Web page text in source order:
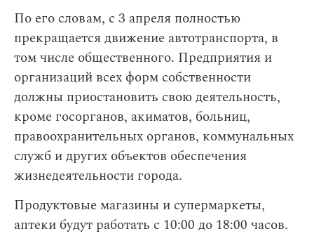
По его словам, с 3 апреля полностью
прекращается движение автотранспорта, в
том числе общественного. Предприятия и
организаций всех форм собственности
должны приостановить свою деятельность,
кроме госорганов, акиматов, больниц,
правоохранительных органов, коммунальных
служб и других объектов обеспечения
жизнедеятельности города.
Продуктовые магазины и супермаркеты,
аптеки будут работать с 10:00 до 18:00 часов.